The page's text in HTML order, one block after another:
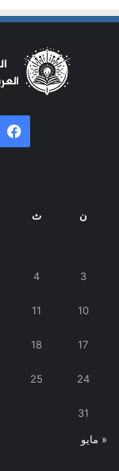
ن ث
3
4
10
11
17
18
24
25
31
« مايو